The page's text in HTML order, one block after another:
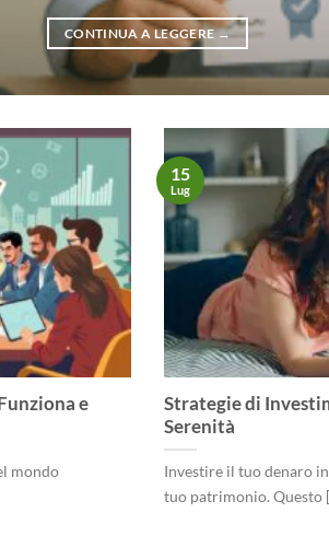
CONTINUA A LEGGERE→
e
mondo
Strategie di
Serenità
Investire il tuo denaro
tuo patrimonio. Questo
15
Lug